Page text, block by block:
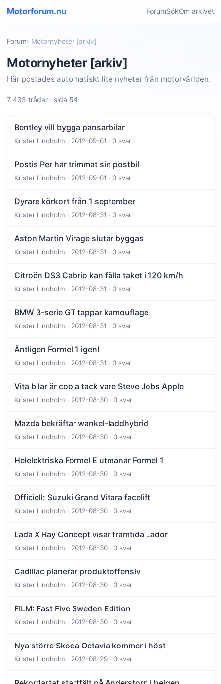
Motorforum.nu ForumSökOm arkivet
Forum› Motornyheter [arkiv]
Motornyheter [arkiv]
Här postades automatiskt lite nyheter från motorvärlden.
7 435 trådar · sida 54
Bentley vill bygga pansarbilar
Krister Lindholm · 2012-09-01 · 0 svar
Postis Per har trimmat sin postbil
Krister Lindholm · 2012-09-01 · 0 svar
Dyrare körkort från 1 september
Krister Lindholm · 2012-08-31 · 0 svar
Aston Martin Virage slutar byggas
Krister Lindholm · 2012-08-31 · 0 svar
Citroën DS3 Cabrio kan fälla taket i 120 km/h
Krister Lindholm · 2012-08-31 · 0 svar
BMW 3-serie GT tappar kamouflage
Krister Lindholm · 2012-08-31 · 0 svar
Äntligen Formel 1 igen!
Krister Lindholm · 2012-08-31 · 0 svar
Vita bilar är coola tack vare Steve Jobs Apple
Krister Lindholm · 2012-08-30 · 0 svar
Mazda bekräftar wankel-laddhybrid
Krister Lindholm · 2012-08-30 · 0 svar
Helelektriska Formel E utmanar Formel 1
Krister Lindholm · 2012-08-30 · 0 svar
Officiell: Suzuki Grand Vitara facelift
Krister Lindholm · 2012-08-30 · 0 svar
Lada X Ray Concept visar framtida Lador
Krister Lindholm · 2012-08-30 · 0 svar
Cadillac planerar produktoffensiv
Krister Lindholm · 2012-08-30 · 0 svar
FILM: Fast Five Sweden Edition
Krister Lindholm · 2012-08-30 · 0 svar
Nya större Skoda Octavia kommer i höst
Krister Lindholm · 2012-08-29 · 0 svar